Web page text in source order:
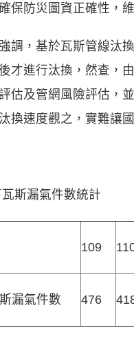
保防災圖資正確性，
調，基於瓦斯管線汰
才進行汰換，然查，
估及管網風險評估，
換速度觀之，實難讓
斯漏氣件數統計
109
漏氣件數 476